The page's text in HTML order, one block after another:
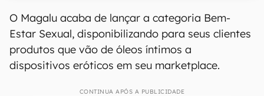
O Magalu acaba de lançar a categoria Bem-
Estar Sexual, disponibilizando para seus clientes
produtos que vão de óleos íntimos a
dispositivos eróticos em seu marketplace.
CONTINUA APÓS A PUBLICIDADE